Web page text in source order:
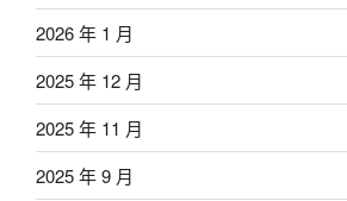
2026 年 1 月
2025 年 12 月
2025 年 11 月
2025 年 9 月